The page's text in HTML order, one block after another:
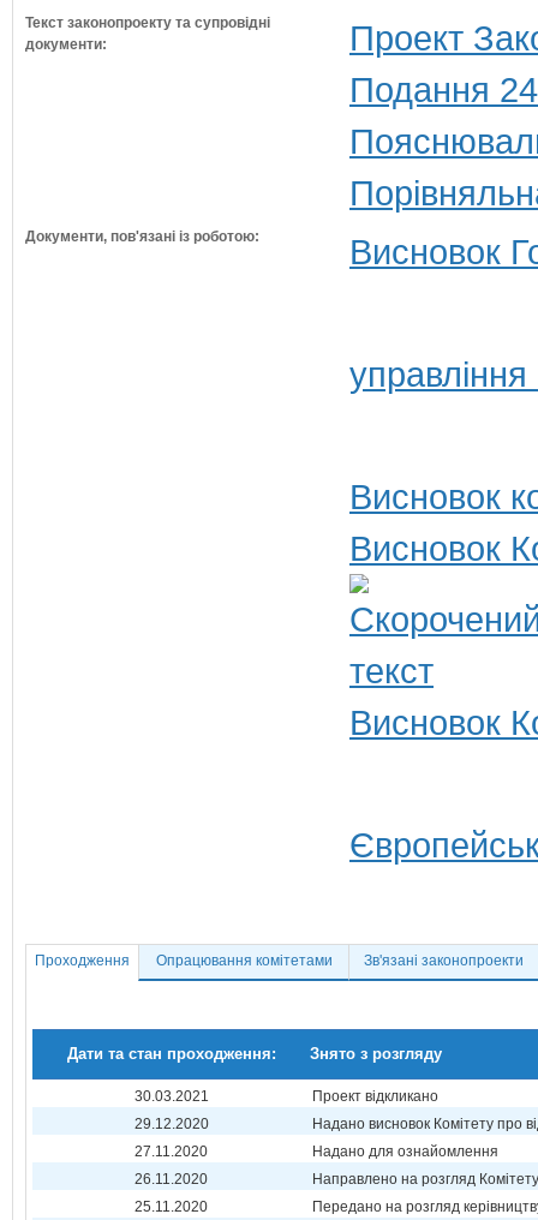
Текст законопроекту та супровідні
документи:
Проект
Подання
Документи, пов'язані із роботою: Висновок
Висновок
Висновок
Висновок
Проходження Опрацювання комітетами Зв'язані законопроекти
Дати та стан проходження: Знято з розгляду
30.03.2021
Проект відкликано
29.12.2020
Надано висновок Комітету про
27.11.2020
Надано для ознайомлення
26.11.2020
Направлено на розгляд Комітету
25.11.2020
Передано на розгляд